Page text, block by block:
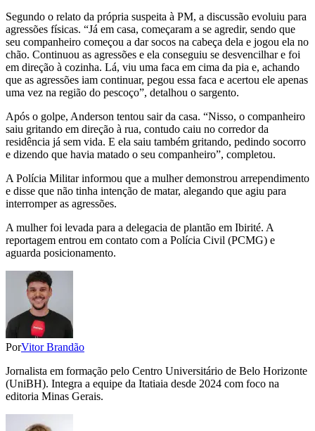
Segundo o relato da própria suspeita à PM, a discussão evoluiu para
agressões físicas. “Já em casa, começaram a se agredir, sendo que
seu companheiro começou a dar socos na cabeça dela e jogou ela no
chão. Continuou as agressões e ela conseguiu se desvencilhar e foi
em direção à cozinha. Lá, viu uma faca em cima da pia e, achando
que as agressões iam continuar, pegou essa faca e acertou ele apenas
uma vez na região do pescoço”, detalhou o sargento.
Após o golpe, Anderson tentou sair da casa. “Nisso, o companheiro
saiu gritando em direção à rua, contudo caiu no corredor da
residência já sem vida. E ela saiu também gritando, pedindo socorro
e dizendo que havia matado o seu companheiro”, completou.
A Polícia Militar informou que a mulher demonstrou arrependimento
e disse que não tinha intenção de matar, alegando que agiu para
interromper as agressões.
A mulher foi levada para a delegacia de plantão em Ibirité. A
reportagem entrou em contato com a Polícia Civil (PCMG) e
aguarda posicionamento.
PorVitor Brandão
Jornalista em formação pelo Centro Universitário de Belo Horizonte
(UniBH). Integra a equipe da Itatiaia desde 2024 com foco na
editoria Minas Gerais.